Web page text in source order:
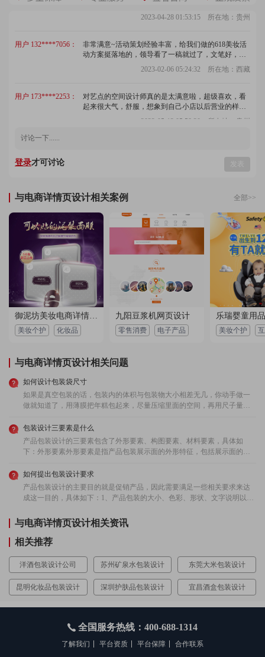
非常满意~活动策划经验丰富，给我们做的618美妆活
2023-02-06 05:24:32 所在地：西藏
对艺点的空间设计师真的是太满意啦，超级喜欢，看
2022-05-12 05:58:30 所在地：贵州
通过同事推荐了艺点创意商城，我也是个策划小白，
设计效率非常高，沟通清楚明白，展架设计效果很
2022-09-02 07:45:25 所在地：山西
用户 156****5816：
公司双十一的活动设计策划方案制作的不错，现在来
2023-03-11 02:07:39 所在地：浙江
用户 173****1152：
空间设计师很负责任，注重细节，态度严谨认真，客
服回访及时，非常有创意，给力！
2023-04-28 01:53:15 所在地：贵州
用户 132****7056：
非常满意~活动策划经验丰富，给我们做的618美妆活
动方案挺落地的，领导看了一稿就过了，文笔好，懂
登录才可讨论 发表
与电商详情页设计相关案例 全部>>
美妆个护 化妆品
九阳豆浆机网页设计
零售消费 电子产品 美妆个护
与电商详情页设计相关问题
如何设计包装袋尺寸
如果是真空包装的话，包装内的体积与包装物大小相差无几，你动手做一
做就知道了，用薄膜把年糕包起来，尽量压缩里面的空间，再用尺子量一
装设计尺寸食品包装作为保证食品安全、卫生的重要手段得到了更广泛的
重视，食品包装应注意以下几个方面： 一、了解食品本身的特性及其所要
求的保护条件应研究影响食品中主要成分，特别是影响脂肪、蛋白质、维
械力学等方面的影响因素。只有掌握了被包装食品的生物、化学、物理学
特性及其敏感因素，确定其要求的保护条件，才能确定选用什么样的包装
材料、包装工艺技术进行包装操作，以达到其保护功能及适当延长其贮存
期的目的。 二、研究和掌握包装材料的包装性能和适用范围及条件。包装
性能，才能根据包装食品的防护要求选择既能保护食品风味和质量，又能
装技术方法。对于给定的食品，除需要选取合适的包装和容器外，还应采
而达到相同或相近的包装要求和效果。例如，对于易氧化的食品，可采用
真空或充气包装，也可采用封入脱氧剂进行包装。但有时为了达到设定的
要求和效果，必须采用特定的包装技术。包装技术的选用与包装材料的选
用密切相关，也与包装食品的市场定位等诸因素密切相关。 四、研究和了
解商品的市场定位及流通区域条件。商品的市场定位、运输方式及流通区
品与面向不同国家出口的商品其包装和装潢要求各不相同，不同运输方式
对包装的保护性要求也不相同。对食品包装而言，商品流通区域的气候条
件变化至关重要，因为气温对食品内部成分的化学变化、食品微生物及其
包装设计三要素是什么
产品包装设计的三要素包含了外形要素、构图要素、材料要素，具体如
下：外形要素外形要素是指产品包装展示面的外形特征，包括展示面的大
工形态和偶然形态。但是，我们在研究产品的形态构成时，必须找出适用
于任何性质的形态，即抽取出共有规律的东西，称为抽象形态。构图要素
构成是商品包装展示面中商标、图形、文字、组合等组合而成的一幅图
是优秀的设计作品。材料要素包装材料无论是纸类材料、玻璃钢材料、金
属材料、陶瓷材料、竹木材料以及其他复合材料，都有不同的肌理效果。
采用不同的材料，适当地进行组合配置，能给消费者带来不同的新奇、冰
凉、豪华等感受。材质要素是包装设计中的一个重要环节，它直接关系到
包装的整体功能与经济成本、生产加工方式以及包装废弃物的回收处理等
多个方面。
如何提出包装设计要求
产品包装设计的主要目的就是促销产品，因此需要满足一些相关要求来达
成这一目的，具体如下：1、产品包装的大小、色彩、形状、文字说明以及
优秀的设计是那些适合品牌、适合产品的设计。2、包装设计的构造要便于
使用。包装的基础功能就是保护和便利。比如有很多零食的包装设计在开
启边设计成锯齿形，便于开启;包装内充上惰性气体，保持新鲜，便于保
务，则其市场占有率必然会有显著提高，给公司带来胜过竞争者的可观利
润。4、包装设计需要和产品的营销、价格、渠道以及其它决策一致。包装
上的文字说明、图案、色彩、设计风格等必须与营销广告一致，这样做可
以提升品牌声誉，提高可信度。
与电商详情页设计相关资讯
相关推荐
洋酒包装设计公司 苏州矿泉水包装设计 东莞大米包装设计
昆明化妆品包装设计 深圳护肤品包装设计 宜昌酒盒包装设计
全国服务热线：400-688-1314
了解我们 平台资质 平台保障 合作联系